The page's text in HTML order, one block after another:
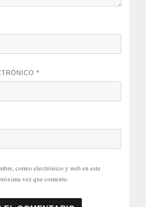
*
correo electrónico y web en este
vez que comente.